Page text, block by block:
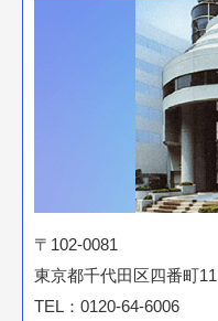
〒102-0081
東京都千代田区四番町11
TEL：0120-64-6006